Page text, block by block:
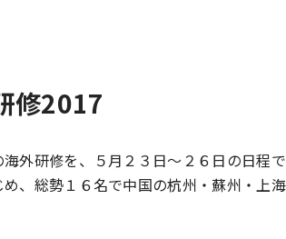
修2017
外研修を、５月２３日～２６日の日程
、総勢１６名で中国の杭州・蘇州・上海